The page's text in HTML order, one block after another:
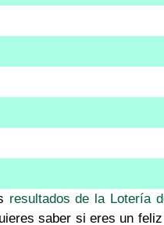
resultados de la Lotería
saber si eres un